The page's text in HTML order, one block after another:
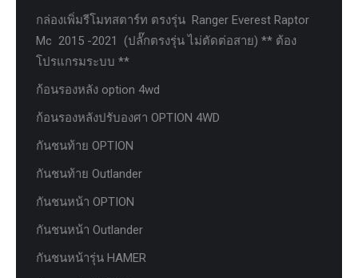
กล่องเพิ่มรีโมทสตาร์ท ตรงรุ่น Ranger Everest Raptor
Mc 2015 -2021 (ปลั๊กตรงรุ่น ไม่ตัดต่อสาย) ** ต้อง
โปรแกรมระบบ **
ก้อนรองหลัง option 4wd
ก้อนรองหลังปรับองศา OPTION 4WD
กันชนท้าย OPTION
กันชนท้าย Outlander
กันชนหน้า OPTION
กันชนหน้า Outlander
กันชนหน้ารุ่น HAMER